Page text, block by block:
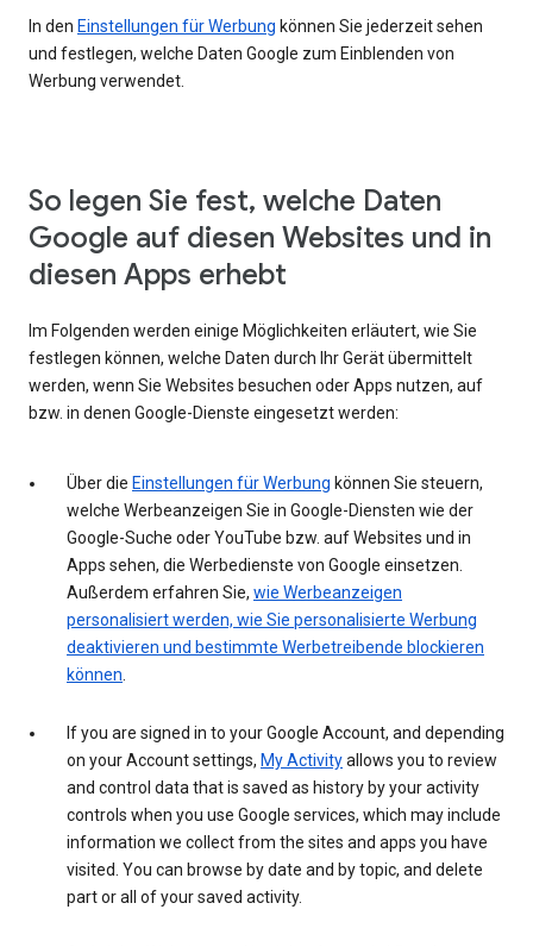
In den Einstellungen für Werbung können Sie jederzeit sehen
und festlegen, welche Daten Google zum Einblenden von
Werbung verwendet.
So legen Sie fest, welche Daten
Google auf diesen Websites und in
diesen Apps erhebt
Im Folgenden werden einige Möglichkeiten erläutert, wie Sie
festlegen können, welche Daten durch Ihr Gerät übermittelt
werden, wenn Sie Websites besuchen oder Apps nutzen, auf
bzw. in denen Google-Dienste eingesetzt werden:
Über die Einstellungen für Werbung können Sie steuern,
welche Werbeanzeigen Sie in Google-Diensten wie der
Google-Suche oder YouTube bzw. auf Websites und in
Apps sehen, die Werbedienste von Google einsetzen.
Außerdem erfahren Sie, wie Werbeanzeigen
personalisiert werden, wie Sie personalisierte Werbung
deaktivieren und bestimmte Werbetreibende blockieren
können.
If you are signed in to your Google Account, and depending
on your Account settings, My Activityallows you to review
and control data that is saved as history by your activity
controls when you use Google services, which may include
information we collect from the sites and apps you have
visited. You can browse by date and by topic, and delete
part or all of your saved activity.